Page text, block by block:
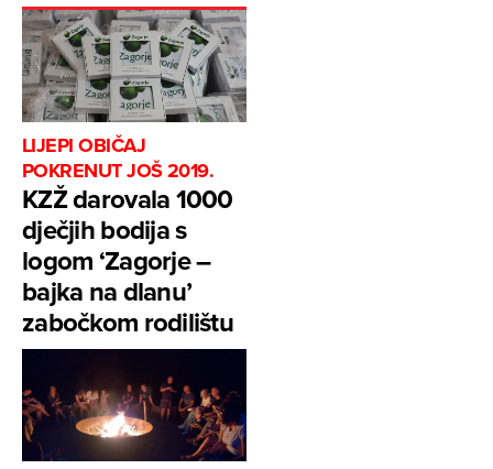
LIJEPI OBIČAJ
POKRENUT JOŠ 2019.
KZŽ darovala 1000
dječjih bodija s
logom ‘Zagorje –
bajka na dlanu’
zabočkom rodilištu